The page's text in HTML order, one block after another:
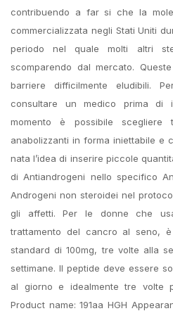
contribuendo a far si che la
commercializzata negli Stati Uniti
periodo nel quale molti altri
scomparendo dal mercato.
barriere difficilmente eludibili.
consultare un medico prima di
momento è possibile
anabolizzanti in forma iniettabile e
nata l’idea di inserire piccole
di Antiandrogeni nello specifico
Androgeni non steroidei nel
gli affetti. Per le donne che
trattamento del cancro al seno,
standard di 100mg, tre volte alla
settimane. Il peptide deve essere
al giorno e idealmente tre volte
Product name: 191aa HGH